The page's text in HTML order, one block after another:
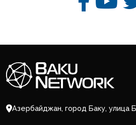
Азербайджан, город Баку, улица